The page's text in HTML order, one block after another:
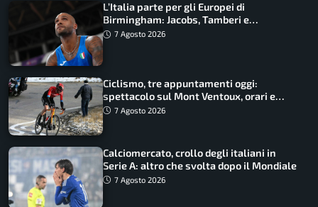
L’Italia parte per gli Europei di
Birmingham: Jacobs, Tamberi e
Battocletti guidano una spedizione
7 Agosto 2026
Ciclismo, tre appuntamenti oggi:
spettacolo sul Mont Ventoux, orari e
come vederli
7 Agosto 2026
Calciomercato, crollo degli italiani in
Serie A: altro che svolta dopo il Mondiale
7 Agosto 2026